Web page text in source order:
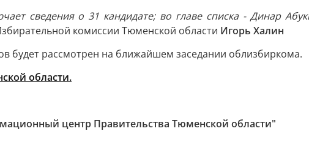
сведения о 31 кандидате; во главе списка - Динар
комиссии Тюменской области Игорь Халин
будет рассмотрен на ближайшем заседании облизбиркома.
области.
центр Правительства Тюменской области"